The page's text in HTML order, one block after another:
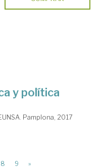
y política
Pamplona, 2017
8 9 »